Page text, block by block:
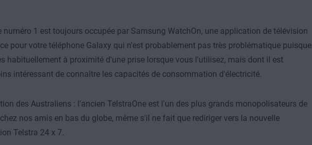
numéro 1 est toujours occupée par Samsung WatchOn, une application de télévision
pour votre téléphone Galaxy qui n'est probablement pas très problématique puisque
habituellement à proximité d'une prise lorsque vous l'utilisez, mais dont il est
intéressant de connaître les capacités de consommation d'électricité.
des Australiens : l'ancien TelstraOne est l'un des plus grands monopolisateurs de
nos amis en bas du globe, même s'il ne fait que rediriger vers la nouvelle
Telstra 24 x 7.